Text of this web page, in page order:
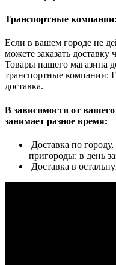
Транспортные компании:
Если в вашем городе не
можете заказать
Товары нашего магазина
транспортные компании:
доставка.
В зависимости от
занимает разное время:
Доставка по
пригороды: в день
Доставка в